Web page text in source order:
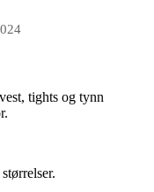
tights og tynn